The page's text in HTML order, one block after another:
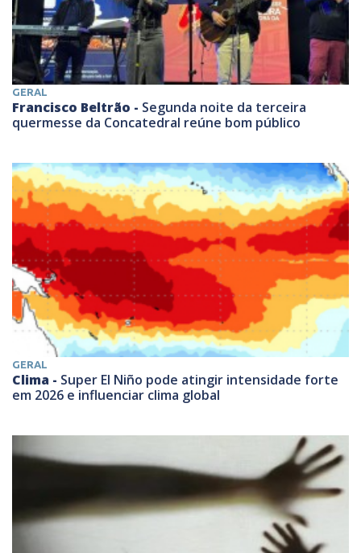
GERAL
Francisco Beltrão - Segunda noite da terceira
quermesse da Concatedral reúne bom público
GERAL
Clima - Super El Niño pode atingir intensidade forte
em 2026 e influenciar clima global